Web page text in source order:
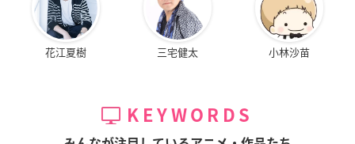
花江夏樹 三宅健太 小林沙苗
KEYWORDS